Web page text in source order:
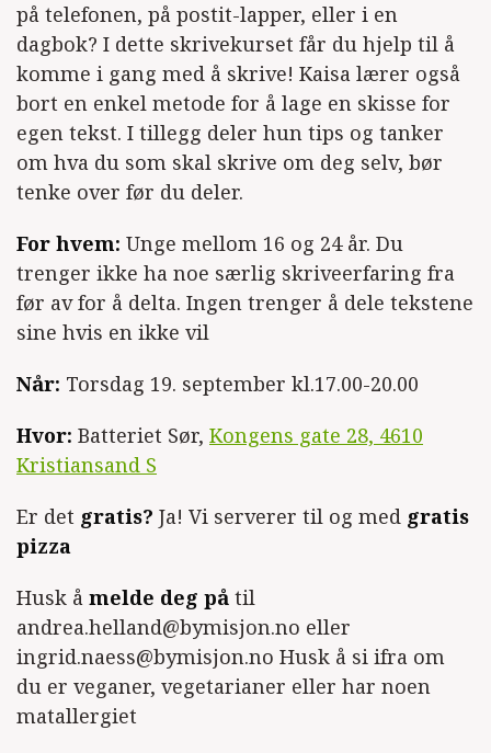
på telefonen, på postit-lapper, eller i en
dagbok? I dette skrivekurset får du hjelp til å
komme i gang med å skrive! Kaisa lærer også
bort en enkel metode for å lage en skisse for
egen tekst. I tillegg deler hun tips og tanker
om hva du som skal skrive om deg selv, bør
tenke over før du deler.
For hvem: Unge mellom 16 og 24 år. Du
trenger ikke ha noe særlig skriveerfaring fra
før av for å delta. Ingen trenger å dele tekstene
sine hvis en ikke vil
Når: Torsdag 19. september kl.17.00-20.00
Hvor: Batteriet Sør, Kongens gate 28, 4610
Kristiansand S
Er det gratis? Ja! Vi serverer til og med gratis
pizza
Husk å melde deg på til
andrea.helland@bymisjon.no eller
ingrid.naess@bymisjon.no Husk å si ifra om
du er veganer, vegetarianer eller har noen
matallergiet